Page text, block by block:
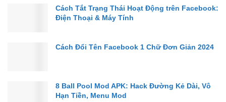
Cách Tắt Trạng Thái Hoạt Động trên Facebook:
Điện Thoại & Máy Tính
Cách Đổi Tên Facebook 1 Chữ Đơn Giản 2024
8 Ball Pool Mod APK: Hack Đường Kẻ Dài, Vô
Hạn Tiền, Menu Mod